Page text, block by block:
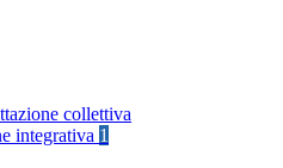
collettiva
integrativa 1